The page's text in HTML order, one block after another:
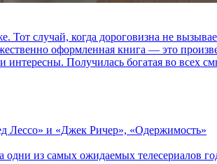
случай, когда дороговизна не
оформленная книга — это
Получилась богатая во всех
Лессо» и «Джек Ричер», «Одержимость»
одни из самых ожидаемых телесериалов